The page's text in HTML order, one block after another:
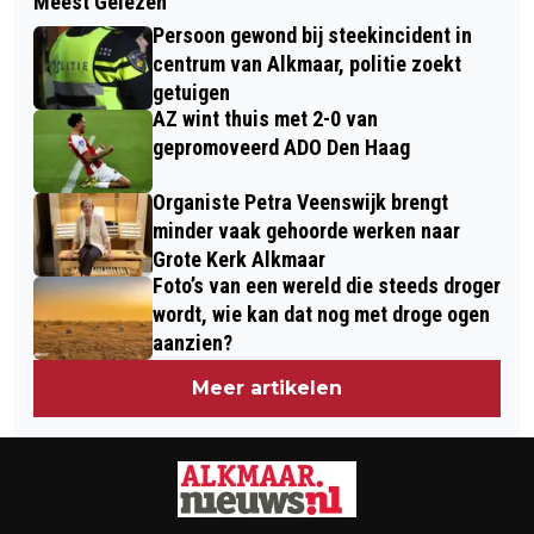
HET ‘DE SAAISTE DAG ALLER TIJDEN’
KAAS, TULPEN EN LAURENS TEN
DAM… HOLLANDSER GA JE HET NIET
KRIJGEN
Persoon gewond bij steekincident in
centrum van Alkmaar, politie zoekt
getuigen
AZ wint thuis met 2-0 van
gepromoveerd ADO Den Haag
Organiste Petra Veenswijk brengt
minder vaak gehoorde werken naar
Grote Kerk Alkmaar
Foto’s van een wereld die steeds droger
wordt, wie kan dat nog met droge ogen
aanzien?
Meer artikelen